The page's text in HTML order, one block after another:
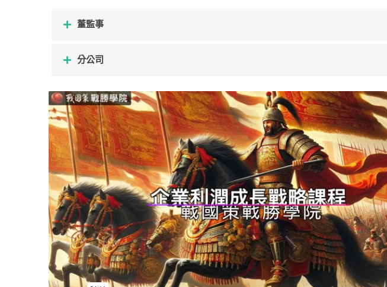
董監事
分公司